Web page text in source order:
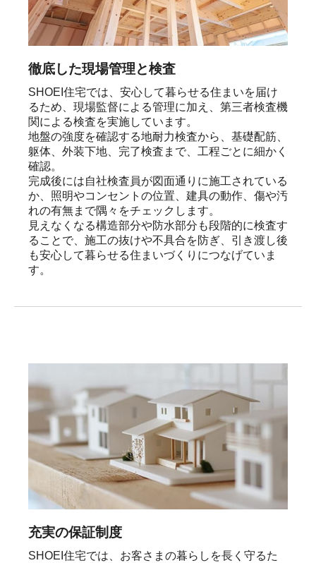
徹底した現場管理と検査
SHOEI住宅では、安心して暮らせる住まいを届け
るため、現場監督による管理に加え、第三者検査機
関による検査を実施しています。
地盤の強度を確認する地耐力検査から、基礎配筋、
躯体、外装下地、完了検査まで、工程ごとに細かく
確認。
完成後には自社検査員が図面通りに施工されている
か、照明やコンセントの位置、建具の動作、傷や汚
れの有無まで隅々をチェックします。
見えなくなる構造部分や防水部分も段階的に検査す
ることで、施工の抜けや不具合を防ぎ、引き渡し後
も安心して暮らせる住まいづくりにつなげていま
す。
充実の保証制度
SHOEI住宅では、お客さまの暮らしを長く守るた